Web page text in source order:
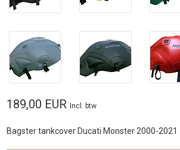
189,00 EUR Incl. btw
Bagster tankcover Ducati Monster 2000-2021